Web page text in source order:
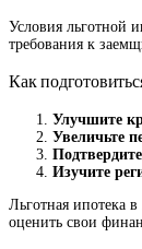
Условия льготной
требования к
Как
Улучшите
Увеличьте
Изучите
Льготная ипотека
оценить свои